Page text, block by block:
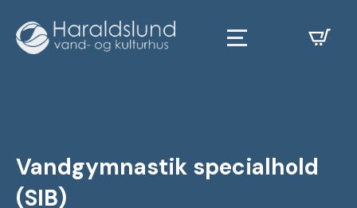
Vandgymnastik specialhold
(SIB)